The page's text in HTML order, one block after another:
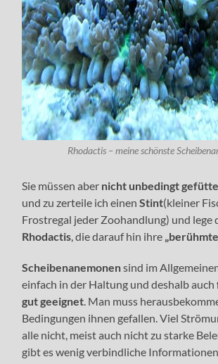
Rhodactis – meine schönste
Sie müssen aber nicht unbedingt
und zu zerteile ich einenStint(kleiner
Frostregal jeder Zoohandlung) und lege
Rhodactis, die darauf hin ihre
Scheibenanemonensind im
einfach in der Haltung und deshalb auch
gut geeignet. Man muss
Bedingungen ihnen gefallen. Viel
alle nicht, meist auch nicht zu starke
gibt es wenig verbindliche